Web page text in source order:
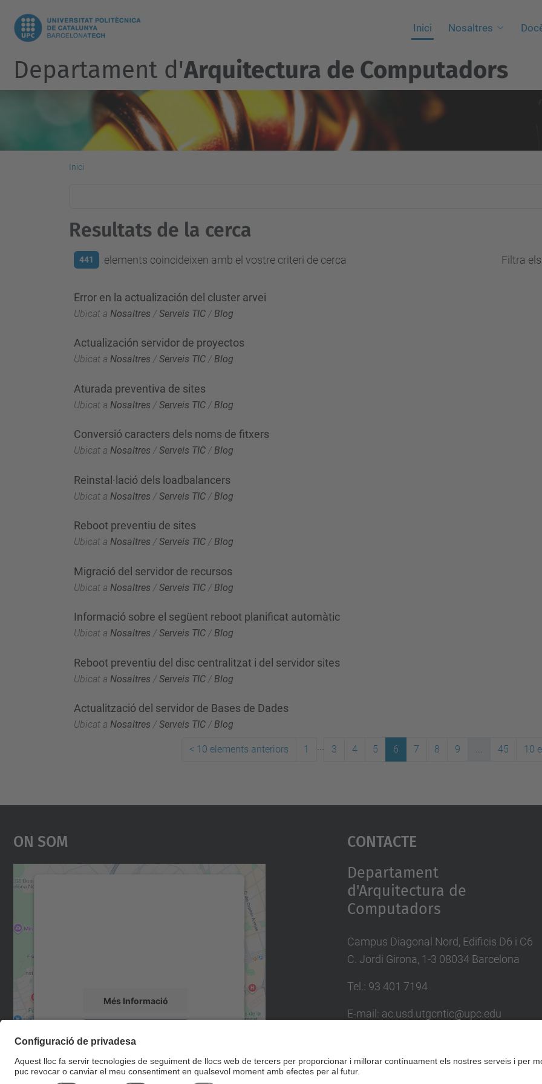
Inici Nosaltres
Departament d'Arquitectura de Computadors
Inici
Resultats de la cerca
441 elements coincideixen amb el vostre criteri de cerca Filtra
Error en la actualización del cluster arvei
Ubicat a Nosaltres /Serveis TIC / Blog
Actualización servidor de proyectos
Ubicat a Nosaltres /Serveis TIC /Blog
Aturada preventiva de sites
Ubicat a Nosaltres /Serveis TIC / Blog
Conversió caracters dels noms de fitxers
Ubicat a Nosaltres /Serveis TIC /Blog
Reinstal·lació dels loadbalancers
Ubicat a Nosaltres /Serveis TIC / Blog
Reboot preventiu de sites
Ubicat a Nosaltres /Serveis TIC /Blog
Migració del servidor de recursos
Ubicat a Nosaltres /Serveis TIC / Blog
Informació sobre el següent reboot planificat automàtic
Ubicat a Nosaltres /Serveis TIC /Blog
Reboot preventiu del disc centralitzat i del servidor sites
Ubicat a Nosaltres /Serveis TIC / Blog
Actualització del servidor de Bases de Dades
Ubicat a Nosaltres /Serveis TIC /Blog
< 10 elements anteriors 1 3 4 5 6 7 8 9 ... 45 10
On Som
Més Informació
Management Platform
Contacte
Departament
d'Arquitectura de
Computadors
Campus Diagonal Nord, Edificis D6 i C6
C. Jordi Girona, 1-3 08034 Barcelona
Tel.: 93 401 7194
E-mail: ac.usd.utgcntic@upc.edu
Formulari de contacte